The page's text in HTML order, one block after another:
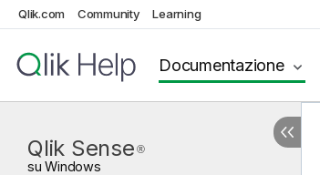
Qlik.com Community Learning
Documentazione
Qlik Sense ®
suWindows